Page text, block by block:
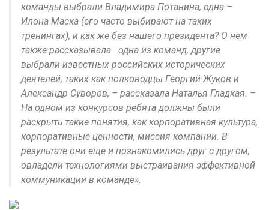
команды выбрали Владимира Потанина, одна –
Илона Маска (его часто выбирают на таких
тренингах), и как же без нашего президента? О нем
также рассказывала одна из команд, другие
выбрали известных российских исторических
деятелей, таких как полководцы Георгий Жуков и
Александр Суворов, – рассказала Наталья Гладкая. –
На одном из конкурсов ребята должны были
раскрыть такие понятия, как корпоративная культура,
корпоративные ценности, миссия компании. В
результате они еще и познакомились друг с другом,
овладели технологиями выстраивания эффективной
коммуникации в команде».